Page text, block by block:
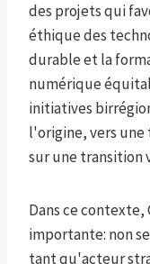
des projets qui
éthique des
durable et la
numérique
initiatives
l'origine, vers
sur une transition
Dans ce contexte,
importante: non
tant qu'acteur